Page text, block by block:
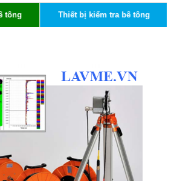
tông Thiết bị kiểm tra bê tông